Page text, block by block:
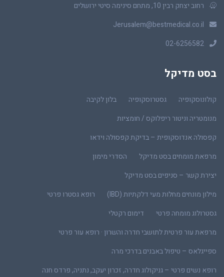
רחוב יצחק רבין 10, מתחם סינימה סיטי ירושלים
Jerusalem@bestmedical.co.il
02-6256582
בסט מדיקל
קולונוסקופיה גסטרוסקופיה
בלון לקיבה
מנומטריה וניטור ריפלוקס / חומציות
קפסולה אנדוסקופית – בדיקת קפסולה וידאו
מרפאת מומחים בסט מדיקל
הסדרי מימון
יצירת קשר – סניפים בסט מדיקל
מילון מונחים מחלות מעי דלקתיות (IBD)
רופא גסטרו פרטי
גסטרולוג מומחה פרטי
דימום רקטלי
מרפאת עור פרטית לתושבי חדרה והשרון · רופא עור פרטי
ספייגלאס – טיפול באבנים בדרכי מרה
רופא נשים פרטי – גניקולוג חדרה, זכרון יעקב, נתניה, פרדס חנה